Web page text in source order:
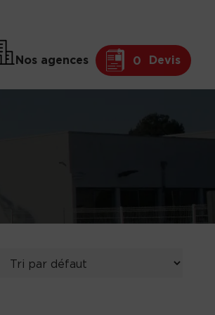
Nos agences 0 Devis